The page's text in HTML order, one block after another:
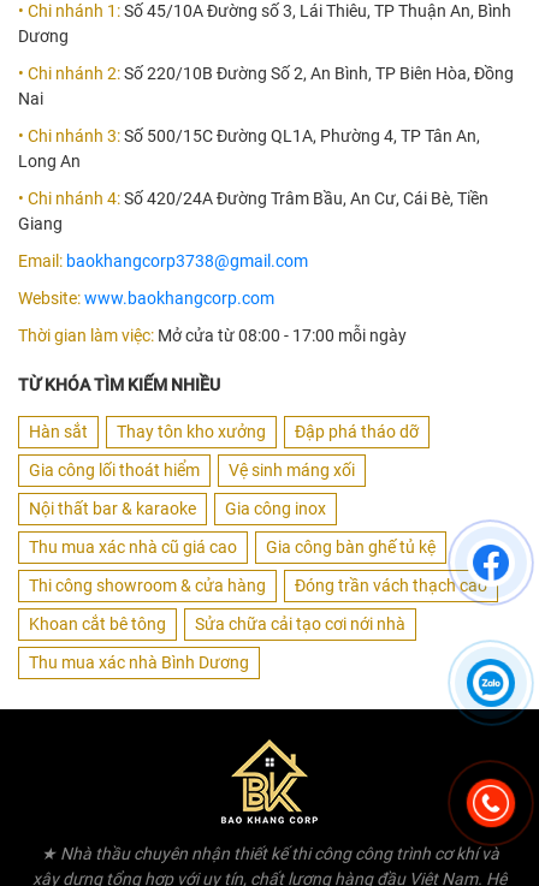
• Chi nhánh 1:Số 45/10A Đường số 3, Lái Thiêu, TP Thuận An, Bình
Dương
• Chi nhánh 2:Số 220/10B Đường Số 2, An Bình, TP Biên Hòa, Đồng
Nai
• Chi nhánh 3:Số 500/15C Đường QL1A, Phường 4, TP Tân An,
Long An
• Chi nhánh 4:Số 420/24A Đường Trâm Bầu, An Cư, Cái Bè, Tiền
Giang
Email: baokhangcorp3738@gmail.com
Website:www.baokhangcorp.com
Thời gian làm việc: Mở cửa từ 08:00 - 17:00 mỗi ngày
TỪ KHÓA TÌM KIẾM NHIỀU
Hàn sắt Thay tôn kho xưởng
Đập phá tháo dỡ
Gia công lối thoát hiểm
Vệ sinh máng xối
Nội thất bar & karaoke
Gia công inox
Thu mua xác nhà cũ giá cao
Gia công bàn ghế tủ kệ
Thi công showroom & cửa hàng
Đóng trần vách thạch cao
Khoan cắt bê tông
Sửa chữa cải tạo cơi nới nhà
Thu mua xác nhà Bình Dương
★ Nhà thầu chuyên nhận thiết kế thi công công trình cơ khí và
xây dựng tổng hợp với uy tín, chất lượng hàng đầu Việt Nam. Hệ